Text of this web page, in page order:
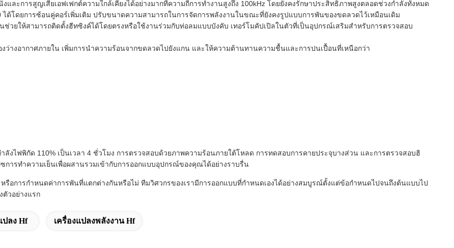
ละการสูญเสียเอฟเฟกต์ความใกล้เคียงได้อย่างมากที่ความถี่การทำงานสูงถึง 100kHz โดยยังคงรักษาประสิทธิภาพสูงตลอดช่วงกำลังทั้งหมด
ได้โดยการซ้อนคู่คอร์เพิ่มเติม ปรับขนาดความสามารถในการจัดการพลังงานในขณะที่ยังคงรูปแบบการพันของขดลวดไว้เหมือนเดิม
วยให้สามารถติดตั้งฮีทซิงค์ได้โดยตรงหรือใช้งานร่วมกับท่อลมแบบบังคับ เทอร์โมคัปเปิลในตัวที่เป็นอุปกรณ์เสริมสำหรับการตรวจสอบ
ว่างอากาศภายใน เพิ่มการนำความร้อนจากขดลวดไปยังแกน และให้ความต้านทานความชื้นและการปนเปื้อนที่เหนือกว่า
งไฟพิกัด 110% เป็นเวลา 4 ชั่วโมง การตรวจสอบด้วยภาพความร้อนภายใต้โหลด การทดสอบการคายประจุบางส่วน และการตรวจสอบฮิ
ารทำความเย็นเพื่อผสานรวมเข้ากับการออกแบบอุปกรณ์ของคุณได้อย่างราบรื่น
รือการกำหนดค่าการพันที่แตกต่างกันหรือไม่ ทีมวิศวกรของเรามีการออกแบบที่กำหนดเองได้อย่างสมบูรณ์ตั้งแต่ข้อกำหนดไปจนถึงต้นแบบไป
ตัวอย่างแรก
ปลง Hf เครื่องแปลงพลังงาน Hf